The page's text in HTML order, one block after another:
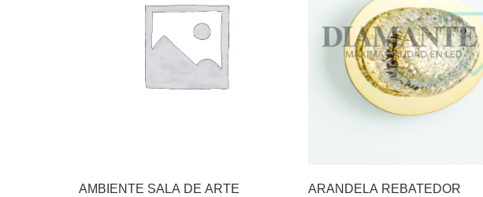
AMBIENTE SALA DE ARTE ARANDELA REBATEDOR